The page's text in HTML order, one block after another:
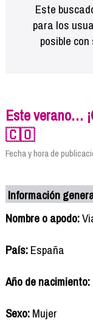
Este
para los
posible
Este verano…
🇨🇴
Fecha y hora de
Información
Nombre o apodo:
País:España
Año de nacimiento:
Sexo:Mujer